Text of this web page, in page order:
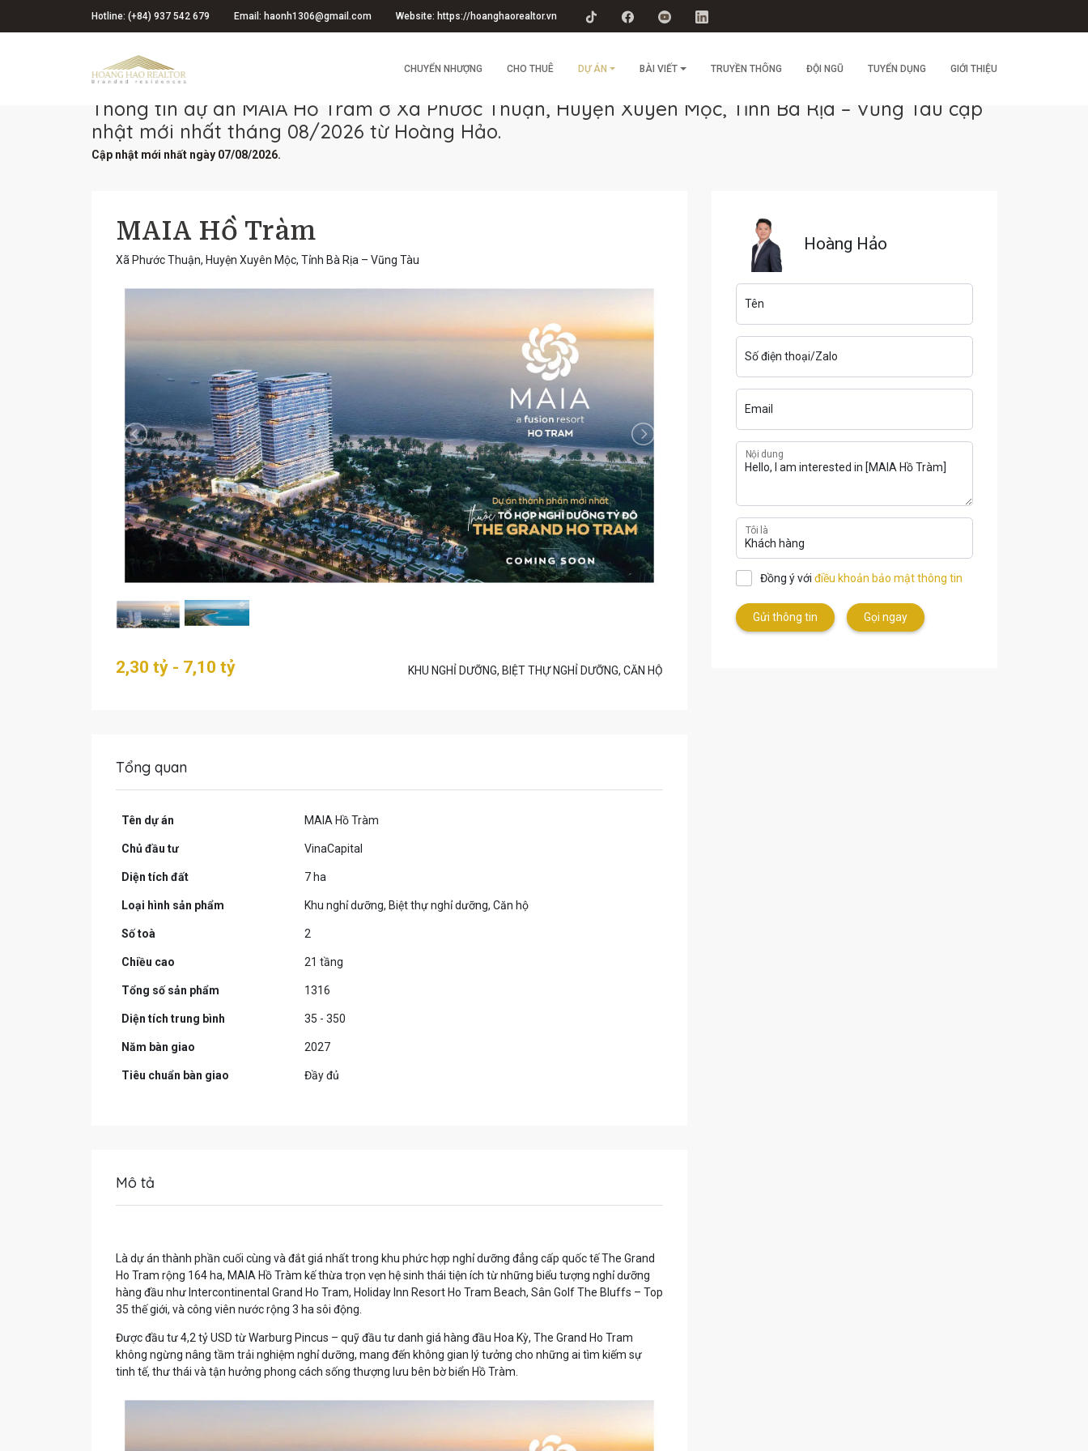
Hotline: (+84) 937 542 679 Email: haonh1306@gmail.com Website: https://hoanghaorealtor.vn
CHUYỂN NHƯỢNG CHO THUÊ DỰ ÁN BÀI VIẾT TRUYỀN THÔNG ĐỘI NGŨ TUYỂN DỤNG GIỚI THIỆU
Thông tin dự án MAIA Hồ Tràm ở Xã Phước Thuận, Huyện Xuyên Mộc, Tỉnh Bà Rịa – Vũng Tàu cập
nhật mới nhất tháng 08/2026 từ Hoàng Hảo.
Cập nhật mới nhất ngày 07/08/2026.
MAIA Hồ Tràm
Xã Phước Thuận, Huyện Xuyên Mộc, Tỉnh Bà Rịa – Vũng Tàu
2,30 tỷ - 7,10 tỷ KHU NGHỈ DƯỠNG, BIỆT THỰ NGHỈ DƯỠNG, CĂN HỘ
Tổng quan
Tên dự án MAIA Hồ Tràm
Chủ đầu tư VinaCapital
Diện tích đất 7 ha
Loại hình sản phẩm Khu nghỉ dưỡng, Biệt thự nghỉ dưỡng, Căn hộ
Số toà 2
Chiều cao 21 tầng
Tổng số sản phẩm 1316
Diện tích trung bình 35 - 350
Năm bàn giao 2027
Tiêu chuẩn bàn giao Đầy đủ
Mô tả
Là dự án thành phần cuối cùng và đắt giá nhất trong khu phức hợp nghỉ dưỡng đẳng cấp quốc tế The Grand
Ho Tram rộng 164 ha, MAIA Hồ Tràm kế thừa trọn vẹn hệ sinh thái tiện ích từ những biểu tượng nghỉ dưỡng
hàng đầu như Intercontinental Grand Ho Tram, Holiday Inn Resort Ho Tram Beach, Sân Golf The Bluffs – Top
35 thế giới, và công viên nước rộng 3 ha sôi động.
Được đầu tư 4,2 tỷ USD từ Warburg Pincus – quỹ đầu tư danh giá hàng đầu Hoa Kỳ, The Grand Ho Tram
không ngừng nâng tầm trải nghiệm nghỉ dưỡng, mang đến không gian lý tưởng cho những ai tìm kiếm sự
tinh tế, thư thái và tận hưởng phong cách sống thượng lưu bên bờ biển Hồ Tràm.
Hoàng Hảo
Tên
Số điện thoại/Zalo
Email
Nội dung
Tôi là
Đồng ý với điều khoản bảo mật thông tin
Gửi thông tin Gọi ngay